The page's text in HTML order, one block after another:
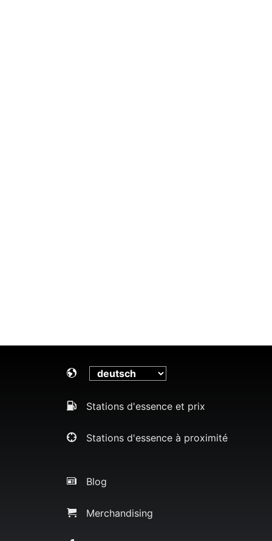
Stations d'essence et prix
Stations d'essence à proximité
Blog
Merchandising